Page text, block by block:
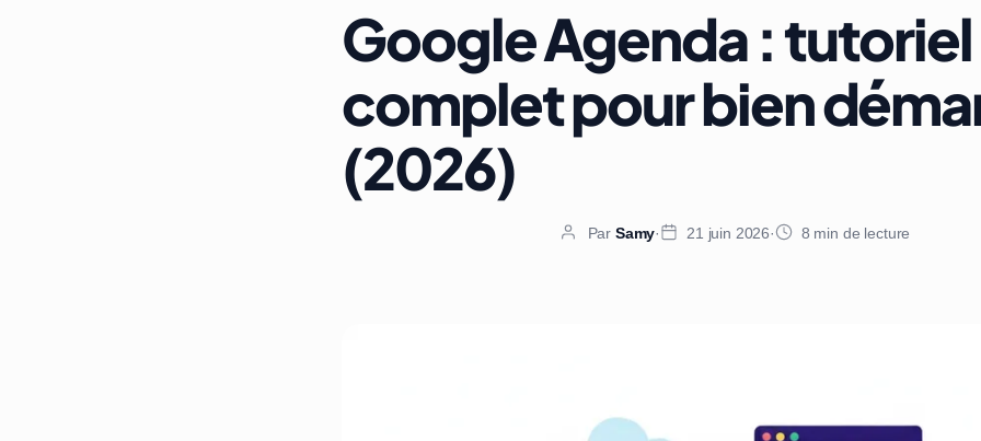
Google Agenda : tutoriel
complet pour bien
(2026)
Par Samy· 21 juin 2026· 8 min de lecture